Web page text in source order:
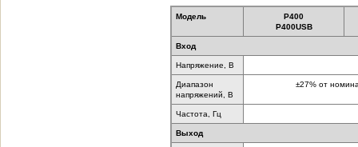
Модель
P400
P400USB
Вход
Напряжение, В
Диапазон
напряжений, В
±27% от
Частота, Гц
Выход